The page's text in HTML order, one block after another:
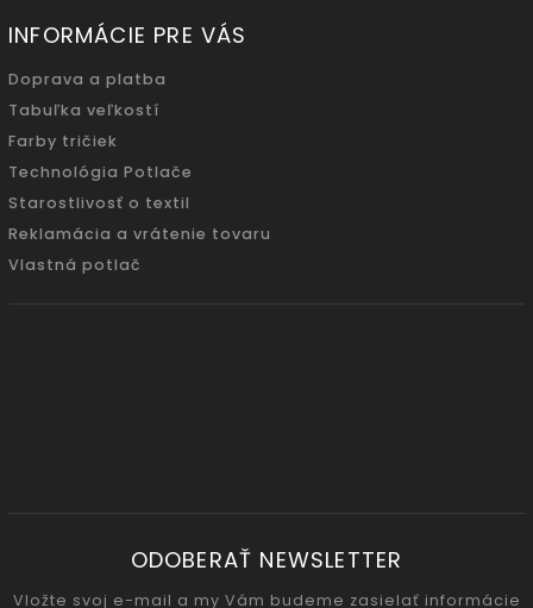
INFORMÁCIE PRE VÁS
Doprava a platba
Tabuľka veľkostí
Farby tričiek
Technológia Potlače
Starostlivosť o textil
Reklamácia a vrátenie tovaru
Vlastná potlač
ODOBERAŤ NEWSLETTER
Vložte svoj e-mail a my Vám budeme zasielať informácie